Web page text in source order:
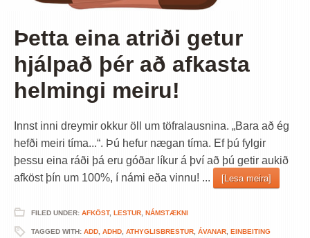
Þetta eina atriði getur
hjálpað þér að afkasta
helmingi meiru!
Innst inni dreymir okkur öll um töfralausnina. „Bara að ég
hefði meiri tíma...“. Þú hefur nægan tíma. Ef þú fylgir
þessu eina ráði þá eru góðar líkur á því að þú getir aukið
afköst þín um 100%, í námi eða vinnu! ...
[Lesa meira]
FILED UNDER: AFKÖST, LESTUR NÁMSTÆKNI
TAGGED WITH: ADD ADHD ATHYGLISBRESTUR ÁVANAR EINBEITING